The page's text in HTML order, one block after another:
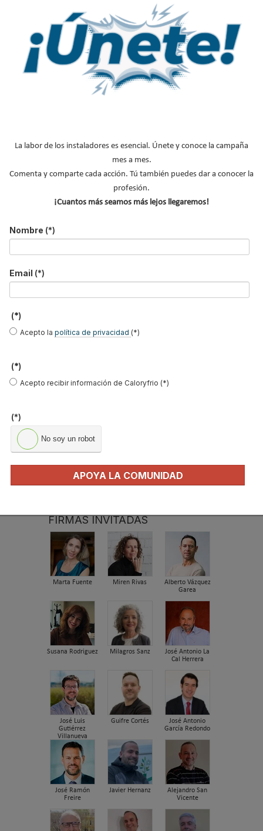
Apellidos
Email
Ocupación *
Enviar
LO MÁS VISTO
Consejos para ahorrar con el aire
¿Cómo detectar el gas radón? Medición y
Haier Perla Premium S: Confort, eficiencia y
FIRMAS INVITADAS
Marta Fuente Miren Rivas
Alberto Vázquez
Garea
Susana Rodriguez Milagros Sanz
José Antonio La
Cal Herrera
José Luis
Gutiérrez
Villanueva
Guifre Cortés
José Antonio
García Redondo
José Ramón
Freire
Javier Hernanz
Alejandro San
Vicente
La labor de los instaladores es esencial. Únete y conoce la campaña
mes a mes.
Comenta y comparte cada acción. Tú también puedes dar a conocer la
profesión.
¡Cuantos más seamos más lejos llegaremos!
Nombre (*)
Email (*)
(*)
Acepto la política de privacidad (*)
(*)
Acepto recibir información de Caloryfrio (*)
(*)
No soy un robot
APOYA LA COMUNIDAD